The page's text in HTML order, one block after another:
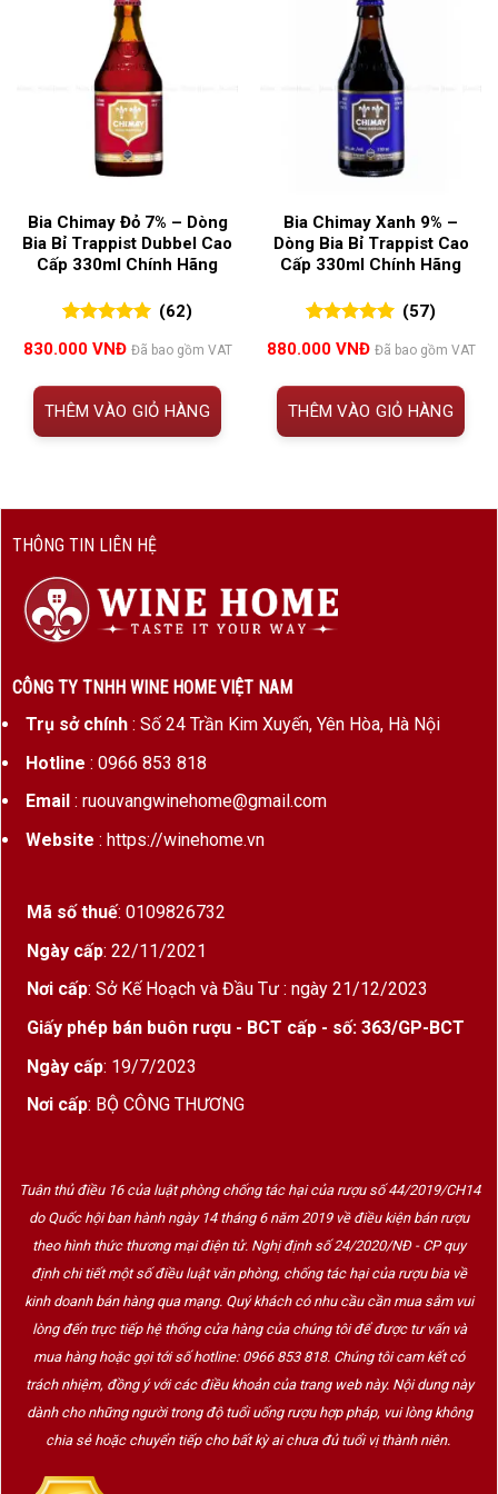
Bia Chimay Đỏ 7% – Dòng
Bia Bỉ Trappist Dubbel Cao
Cấp 330ml Chính Hãng
đánh giá
(62)
830.000 VNĐ Đã bao gồm VAT
THÊM VÀO GIỎ HÀNG
Bia Chimay Xanh 9% –
Dòng Bia Bỉ Trappist Cao
Cấp 330ml Chính Hãng
đánh giá
(57)
880.000 VNĐ Đã bao gồm VAT
THÊM VÀO GIỎ HÀNG
THÔNG TIN LIÊN HỆ
CÔNG TY TNHH WINE HOME VIỆT NAM
Trụ sở chính: Số 24 Trần Kim Xuyến, Yên Hòa, Hà Nội
Hotline : 0966 853 818
Email : ruouvangwinehome@gmail.com
Website : https://winehome.vn
Mã số thuế: 0109826732
Ngày cấp: 22/11/2021
Nơi cấp: Sở Kế Hoạch và Đầu Tư : ngày 21/12/2023
Giấy phép bán buôn rượu - BCT cấp - số: 363/GP-BCT
Ngày cấp: 19/7/2023
Nơi cấp: BỘ CÔNG THƯƠNG
Tuân thủ điều 16 của luật phòng chống tác hại của rượu số 44/2019/CH14
do Quốc hội ban hành ngày 14 tháng 6 năm 2019 về điều kiện bán rượu
theo hình thức thương mại điện tử. Nghị định số 24/2020/NĐ - CP quy
định chi tiết một số điều luật văn phòng, chống tác hại của rượu bia về
kinh doanh bán hàng qua mạng. Quý khách có nhu cầu cần mua sắm vui
lòng đến trực tiếp hệ thống cửa hàng của chúng tôi để được tư vấn và
mua hàng hoặc gọi tới số hotline: 0966 853 818. Chúng tôi cam kết có
trách nhiệm, đồng ý với các điều khoản của trang web này. Nội dung này
dành cho những người trong độ tuổi uống rượu hợp pháp, vui lòng không
chia sẻ hoặc chuyển tiếp cho bất kỳ ai chưa đủ tuổi vị thành niên.